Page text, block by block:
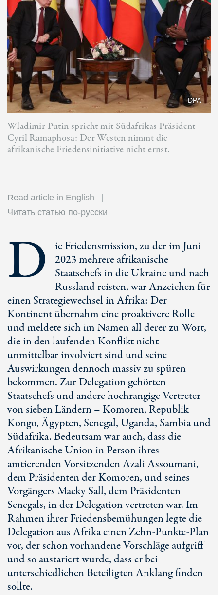
DPA
Wladimir Putin spricht mit Südafrikas Präsident
Cyril Ramaphosa: Der Westen nimmt die
afrikanische Friedensinitiative nicht ernst.
Read article in English
Читать статью по-русски
D
ie Friedensmission, zu der im Juni
2023 mehrere afrikanische
Staatschefs in die Ukraine und nach
Russland reisten, war Anzeichen für
einen Strategiewechsel in Afrika: Der
Kontinent übernahm eine proaktivere Rolle
und meldete sich im Namen all derer zu Wort,
die in den laufenden Konflikt nicht
unmittelbar involviert sind und seine
Auswirkungen dennoch massiv zu spüren
bekommen. Zur Delegation gehörten
Staatschefs und andere hochrangige Vertreter
von sieben Ländern – Komoren, Republik
Kongo, Ägypten, Senegal, Uganda, Sambia und
Südafrika. Bedeutsam war auch, dass die
Afrikanische Union in Person ihres
amtierenden Vorsitzenden Azali Assoumani,
dem Präsidenten der Komoren, und seines
Vorgängers Macky Sall, dem Präsidenten
Senegals, in der Delegation vertreten war. Im
Rahmen ihrer Friedensbemühungen legte die
Delegation aus Afrika einen Zehn-Punkte-Plan
vor, der schon vorhandene Vorschläge aufgriff
und so austariert wurde, dass er bei
unterschiedlichen Beteiligten Anklang finden
sollte.